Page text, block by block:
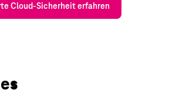
Cloud-Sicherheit erfahren